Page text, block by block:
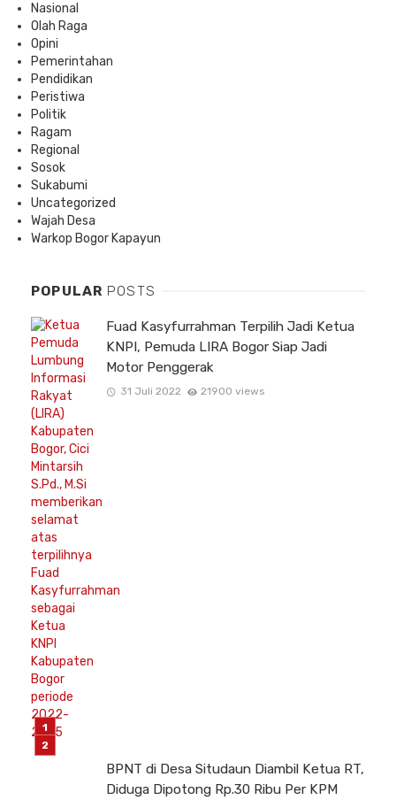
Nasional
Olah Raga
Opini
Pemerintahan
Pendidikan
Peristiwa
Politik
Ragam
Regional
Sosok
Sukabumi
Uncategorized
Wajah Desa
Warkop Bogor Kapayun
POPULAR POSTS
Fuad Kasyfurrahman Terpilih Jadi Ketua
KNPI, Pemuda LIRA Bogor Siap Jadi
Motor Penggerak
31 Juli 2022 21900 views
BPNT di Desa Situdaun Diambil Ketua RT,
Diduga Dipotong Rp.30 Ribu Per KPM